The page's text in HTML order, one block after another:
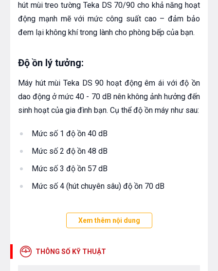
hút mùi treo tường Teka DS 70/90 cho khả năng hoạt
động mạnh mẽ với mức công suất cao – đảm bảo
đem lại không khí trong lành cho phòng bếp của bạn.
Độ ồn lý tưởng:
Máy hút mùi Teka DS 90 hoạt động êm ái với độ ồn
dao động ở mức 40 - 70 dB nên không ảnh hưởng đến
sinh hoạt của gia đình bạn. Cụ thể độ ồn máy như sau:
Mức số 1 độ ồn 40 dB
Mức số 2 độ ồn 48 dB
Mức số 3 độ ồn 57 dB
Mức số 4 (hút chuyên sâu) độ ồn 70 dB
Lưới lọc mỡ bằng kim loại:
3 lớp có thể tháo lắp dễ dàng và làm sạch an toàn
Xem thêm nội dung
THÔNG SỐ KỸ THUẬT